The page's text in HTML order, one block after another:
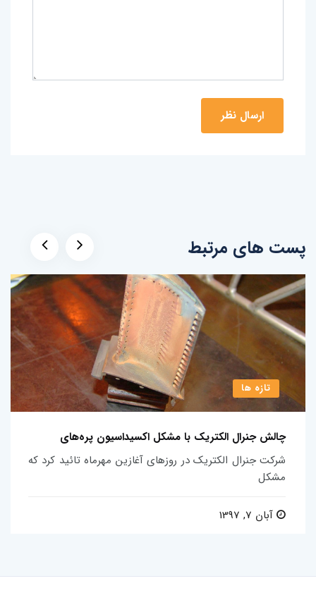
پست های مرتبط
تازه ها
چالش جنرال الکتریک با مشکل اکسیداسیون پره‌های
شرکت جنرال الکتریک در روزهای آغازین مهرماه تائید کرد که
مشکل
آبان 7, 1397